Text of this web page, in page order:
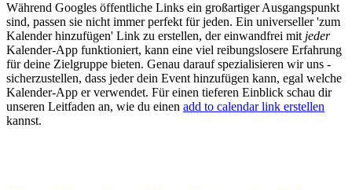
Während Googles öffentliche Links ein großartiger Ausgangspunkt
sind, passen sie nicht immer perfekt für jeden. Ein universeller 'zum
Kalender hinzufügen' Link zu erstellen, der einwandfrei mit jeder
Kalender-App funktioniert, kann eine viel reibungslosere Erfahrung
für deine Zielgruppe bieten. Genau darauf spezialisieren wir uns -
sicherzustellen, dass jeder dein Event hinzufügen kann, egal welche
Kalender-App er verwendet. Für einen tieferen Einblick schau dir
unseren Leitfaden an, wie du einen add to calendar link erstellen
kannst.